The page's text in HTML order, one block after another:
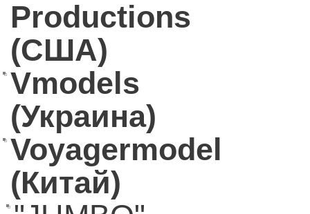
Productions
(США)
Vmodels
(Украина)
Voyagermodel
(Китай)